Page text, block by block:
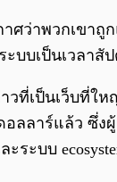
าศว่าพวกเข
บบเป็นเวลาสั
วที่เป็นเว็บที่
อลลาร์แล้ว ซึ่
ระบบ